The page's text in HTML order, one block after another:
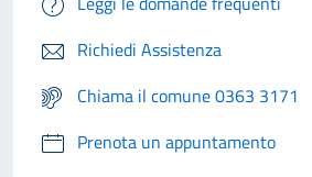
Richiedi Assistenza
Chiama il comune 0363 3171
Prenota un appuntamento